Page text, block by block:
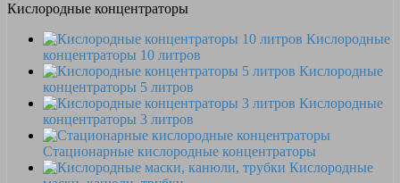
Кислородные концентраторы
Кислородные
концентраторы 10 литров
Кислородные
концентраторы 5 литров
Кислородные
концентраторы 3 литров
Стационарные кислородные концентраторы
Кислородные